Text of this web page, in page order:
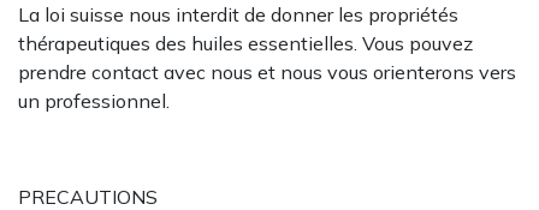
La loi suisse nous interdit de donner les propriétés
thérapeutiques des huiles essentielles. Vous pouvez
prendre contact avec nous et nous vous orienterons vers
un professionnel.
PRECAUTIONS